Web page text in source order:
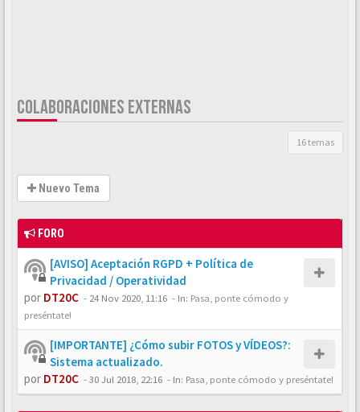
COLABORACIONES EXTERNAS
16 temas
Nuevo Tema
FORO
[AVISO] Aceptación RGPD + Política de
Privacidad / Operatividad
por DT20C - 24 Nov 2020, 11:16 - In: Pasa, ponte cómodo y
preséntate!
[IMPORTANTE] ¿Cómo subir FOTOS y VÍDEOS?:
Sistema actualizado.
por DT20C -30 Jul 2018, 22:16 - In: Pasa, ponte cómodo y preséntate!